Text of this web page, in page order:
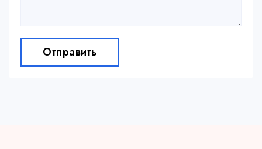
Отправить